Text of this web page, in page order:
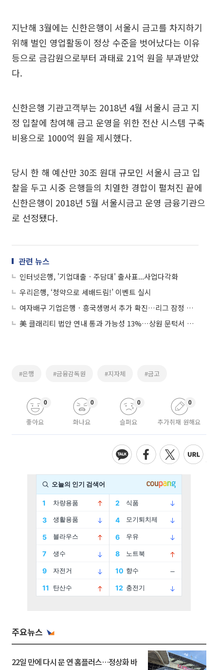
지난해 3월에는 신한은행이 서울시 금고를 차지하기
위해 벌인 영업활동이 정상 수준을 벗어났다는 이유
등으로 금감원으로부터 과태료 21억 원을 부과받았
다.
신한은행 기관고객부는 2018년 4월 서울시 금고 지
정 입찰에 참여해 금고 운영을 위한 전산 시스템 구축
비용으로 1000억 원을 제시했다.
당시 한 해 예산만 30조 원대 규모인 서울시 금고 입
찰을 두고 시중 은행들의 치열한 경합이 펼쳐진 끝에
신한은행이 2018년 5월 서울시금고 운영 금융기관으
로 선정됐다.
관련 뉴스
인터넷은행, '기업대출ㆍ주담대' 출사표...사업다각화
우리은행, ‘청약으로 세배드림!’ 이벤트 실시
여자배구 기업은행ㆍ흥국생명서 추가 확진…리그 잠정 중단
美 클래리티 법안 연내 통과 가능성 13%…상원 문턱서 제동
#은행 #금융감독원 #지자체 #금고
좋아요
0
화나요
0
슬퍼요
0
추가취재 원해요
0
주요뉴스
22일 만에 다시 문 연 홈플러스…정상화 바